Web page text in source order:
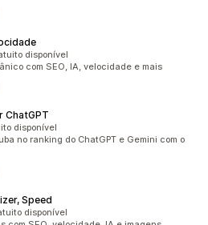
disponível
com SEO, IA, velocidade e mais
ChatGPT
disponível
no ranking do ChatGPT e Gemini com o
Speed
disponível